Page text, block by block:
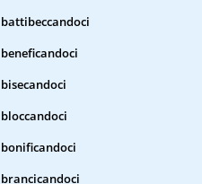
battibeccandoci
beneficandoci
bisecandoci
bloccandoci
bonificandoci
brancicandoci